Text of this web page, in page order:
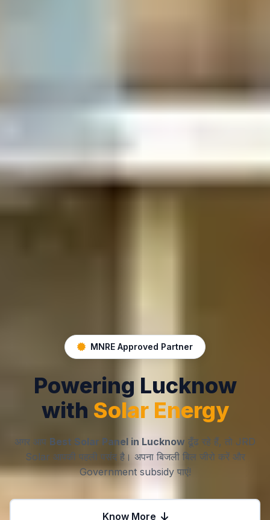
MNRE Approved Partner
Powering Lucknow
with Solar Energy
अगर आप Best Solar Panel in Lucknow ढूँढ रहे हैं, तो JRD
Solar आपकी पहली पसंद है। अपना बिजली बिल जीरो करें और
Government subsidy पाएं!
Know More